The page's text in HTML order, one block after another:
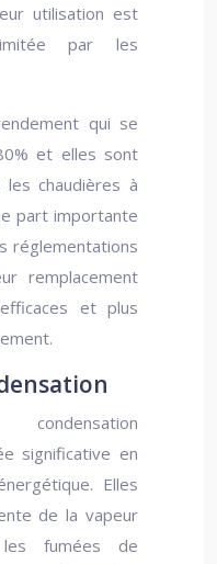
utilisation est
par les
qui se
et elles sont
chaudières à
part importante
réglementations
remplacement
et plus
significative en
Elles
de la vapeur
les fumées de